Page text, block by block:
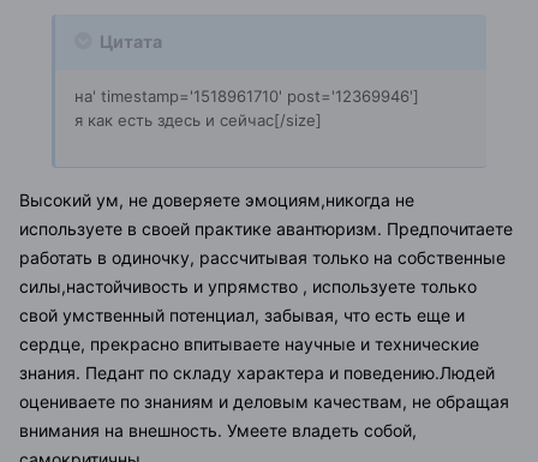
Цитата
на' timestamp='1518961710' post='12369946']
я как есть здесь и сейчас[/size]
Высокий ум, не доверяете эмоциям,никогда не
используете в своей практике авантюризм. Предпочитаете
работать в одиночку, рассчитывая только на собственные
силы,настойчивость и упрямство , используете только
свой умственный потенциал, забывая, что есть еще и
сердце, прекрасно впитываете научные и технические
знания. Педант по складу характера и поведению.Людей
оцениваете по знаниям и деловым качествам, не обращая
внимания на внешность. Умеете владеть собой,